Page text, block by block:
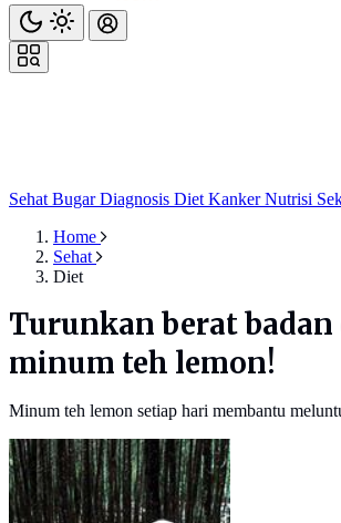
Sehat BugarDiagnosis Diet KankerNutrisi
Home
Sehat
Diet
Turunkan berat badan
minum teh lemon!
Minum teh lemon setiap hari membantu